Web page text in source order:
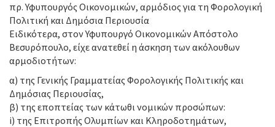
πρ. Υφυπουργός Οικονομικών, αρμόδιος για τη Φορολογική
Πολιτική και Δημόσια Περιουσία
Ειδικότερα, στον Υφυπουργό Οικονομικών Απόστολο
Βεσυρόπουλο, είχε ανατεθεί η άσκηση των ακόλουθων
αρμοδιοτήτων:
α) της Γενικής Γραμματείας Φορολογικής Πολιτικής και
Δημόσιας Περιουσίας,
β) της εποπτείας των κάτωθι νομικών προσώπων:
i) της Επιτροπής Ολυμπίων και Κληροδοτημάτων,